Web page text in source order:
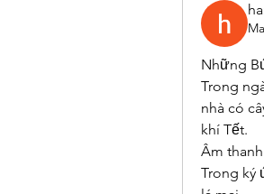
Những
Trong
nhà có
khí Tết.
Âm
Trong ký